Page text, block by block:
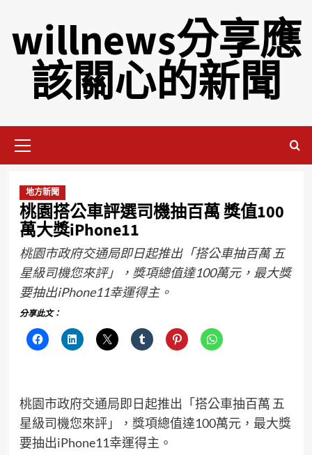
willnews分享應
該關心的新聞
地方新聞
桃園搭公車評選司機抽百萬 獎值100
萬大獎iPhone11
桃園市政府交通局即日起推出「搭公車抽百萬 五
星級司機您來評」，獎項總值達100萬元，最大獎
要抽出iPhone11幸運得主。
分享此文：
桃園市政府交通局即日起推出「搭公車抽百萬 五
星級司機您來評」，獎項總值達100萬元，最大獎
要抽出iPhone11幸運得主。